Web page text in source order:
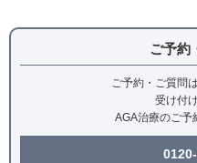
ご予約
ご予約・ご質問
受け付
AGA治療のご予